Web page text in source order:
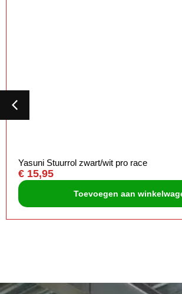
Yasuni Stuurrol zwart/wit pro race
€ 15,95
Toevoegen aan